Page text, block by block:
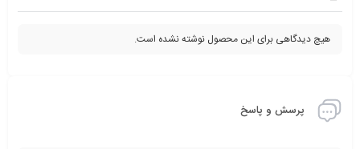
هیچ دیدگاهی برای این محصول نوشته نشده است.
پرسش و پاسخ